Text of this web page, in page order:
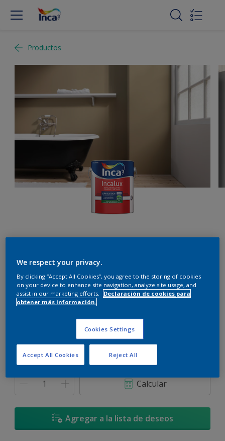
Productos
Beige Mineral - 45YY 53/151
Cambiar de color
Cantidad Calculadora de pintura
Calcular
Agregar a la lista de deseos
We respect your privacy.
By clicking “Accept All Cookies”, you agree to the storing of cookies
on your device to enhance site navigation, analyze site usage, and
assist in our marketing efforts.
Declaración de cookies para
obtener más información.
Cookies Settings
Reject All
Accept All Cookies